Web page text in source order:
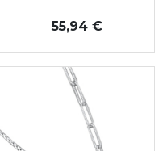
Prix
55,94 €